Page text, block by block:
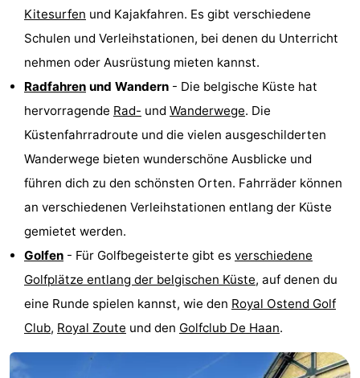
Kitesurfen und Kajakfahren. Es gibt verschiedene
Schulen und Verleihstationen, bei denen du Unterricht
nehmen oder Ausrüstung mieten kannst.
Radfahren und Wandern - Die belgische Küste hat
hervorragende Rad- und Wanderwege. Die
Küstenfahrradroute und die vielen ausgeschilderten
Wanderwege bieten wunderschöne Ausblicke und
führen dich zu den schönsten Orten. Fahrräder können
an verschiedenen Verleihstationen entlang der Küste
gemietet werden.
Golfen - Für Golfbegeisterte gibt es verschiedene
Golfplätze entlang der belgischen Küste, auf denen du
eine Runde spielen kannst, wie den Royal Ostend Golf
Club, Royal Zoute und den Golfclub De Haan.